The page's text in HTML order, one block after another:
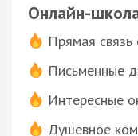
Онлайн-
Прямая
Письменные
Интересные
Душевное